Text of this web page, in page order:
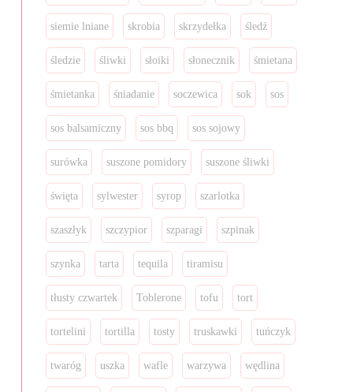
siemie lniane skrobia skrzydełka śledź
śledzie śliwki słoiki słonecznik śmietana
śmietanka śniadanie soczewica sok sos
sos balsamiczny sos bbq sos sojowy
surówka suszone pomidory suszone śliwki
święta sylwester syrop szarlotka
szaszłyk szczypior szparagi szpinak
szynka tarta tequila tiramisu
tłusty czwartek Toblerone tofu tort
tortelini tortilla tosty truskawki tuńczyk
twaróg uszka wafle warzywa wędlina